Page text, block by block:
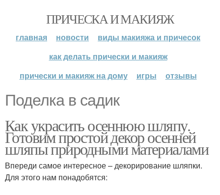
ПРИЧЕСКА И МАКИЯЖ
главная новости
виды макияжа и причесок
как делать прически и макияж
прически и макияж на дому
игры отзывы
Поделка в садик
Как украсить осеннюю шляпу.
Готовим простой декор осенней
шляпы природными материалами
Впереди самое интересное – декорирование шляпки.
Для этого нам понадобятся: